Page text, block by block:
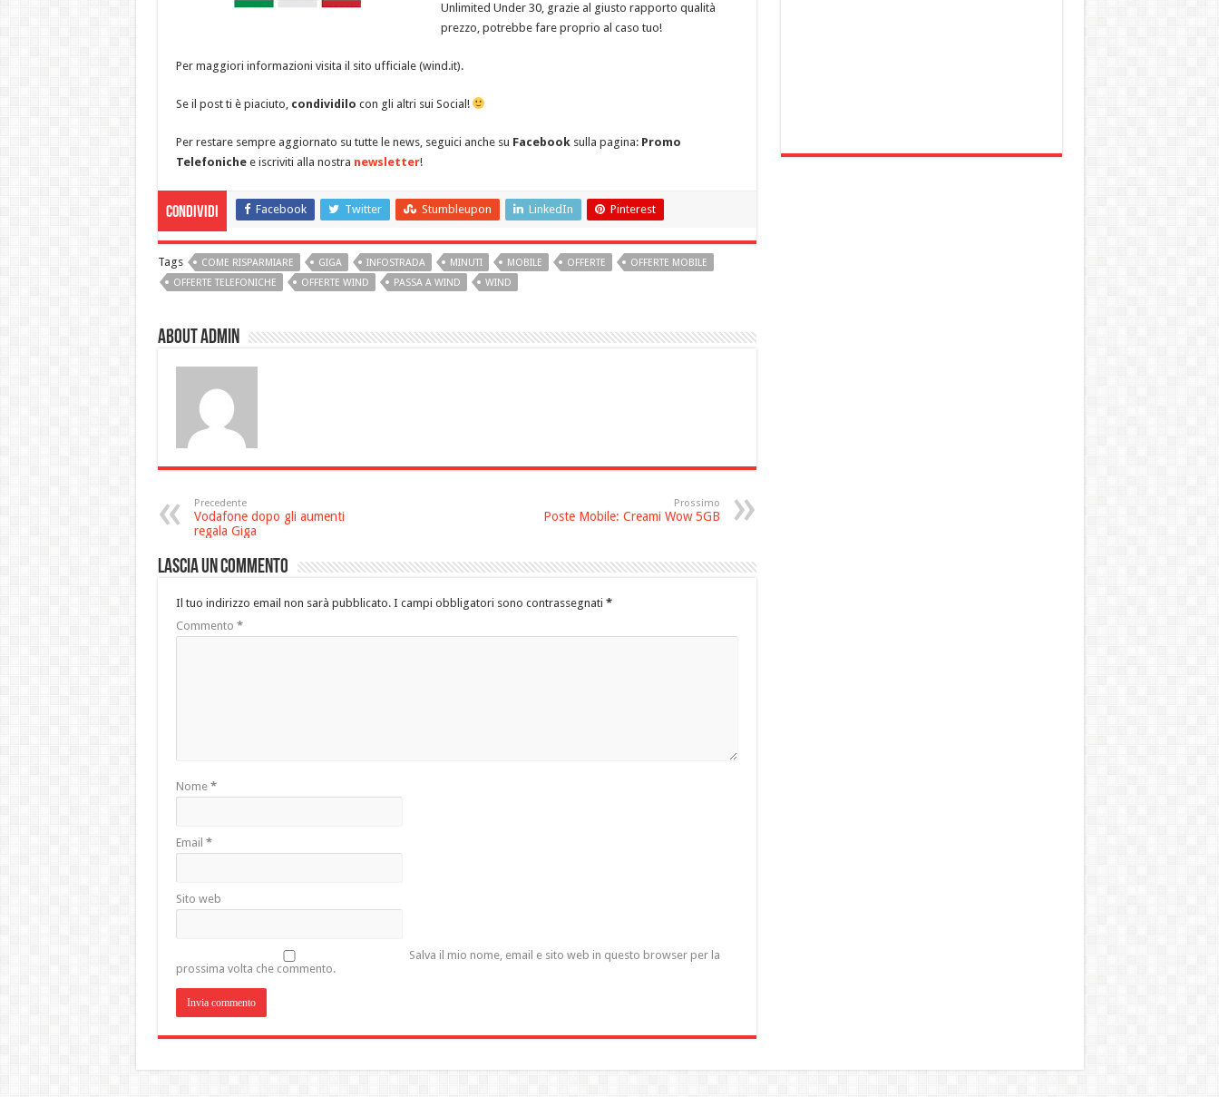
Unlimited Under 30, grazie al giusto rapporto qualità
prezzo, potrebbe fare proprio al caso tuo!
Per maggiori informazioni visita il sito ufficiale (wind.it).
Se il post ti è piaciuto, condividilo con gli altri sui Social!
Per restare sempre aggiornato su tutte le news, seguici anche su Facebooksulla pagina: Promo
Telefonichee iscriviti alla nostra newsletter!
Condividi Facebook Twitter Stumbleupon LinkedIn Pinterest
Tags COME RISPARMIARE GIGA INFOSTRADA MINUTI MOBILE OFFERTE
OFFERTE MOBILE
OFFERTE TELEFONICHE
OFFERTE WIND PASSA A WIND WIND
About admin
Precedente
Vodafone dopo gli aumenti
regala Giga
Prossimo
Poste Mobile: Creami Wow 5GB
Lascia un commento
Il tuo indirizzo email non sarà pubblicato. I campi obbligatori sono contrassegnati *
Commento *
Nome *
Email *
Sito web
Salva il mio nome, email e sito web in questo browser per la
prossima volta che commento.